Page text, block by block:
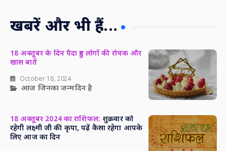
खबरें और भी हैं...
18 अक्तूबर के दिन पैदा हुए लोगों की रोचक और
खास बातें
October 18, 2024
आज जिनका जन्मदिन है
18 अक्तूबर 2024 का राशिफल: शुक्रवार को
रहेगी लक्ष्मी जी की कृपा, पढ़ें कैसा रहेगा आपके
लिए आज का दिन